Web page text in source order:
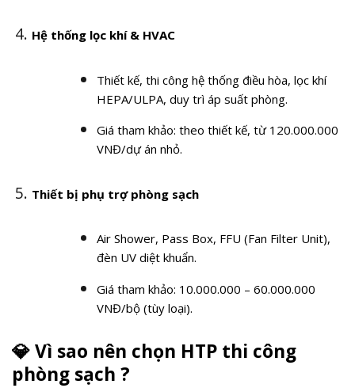
Hệ thống lọc khí & HVAC
Thiết kế, thi công hệ thống điều hòa, lọc khí
HEPA/ULPA, duy trì áp suất phòng.
Giá tham khảo: theo thiết kế, từ 120.000.000
VNĐ/dự án nhỏ.
Thiết bị phụ trợ phòng sạch
Air Shower, Pass Box, FFU (Fan Filter Unit),
đèn UV diệt khuẩn.
Giá tham khảo: 10.000.000 – 60.000.000
VNĐ/bộ (tùy loại).
💎Vì sao nên chọn HTP thi công
phòng sạch ?